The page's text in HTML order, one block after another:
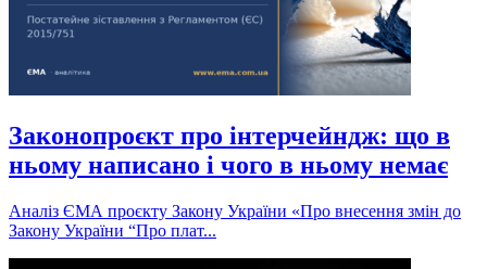
Законопроєкт про інтерчейндж: що в
ньому написано і чого в ньому немає
Аналіз ЄМА проєкту Закону України «Про внесення змін до
Закону України “Про плат...